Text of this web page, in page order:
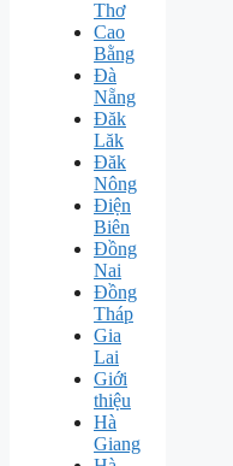
Thơ
Cao
Bằng
Đà
Nẵng
Đăk
Lăk
Đăk
Nông
Điện
Biên
Đồng
Nai
Đồng
Tháp
Gia
Lai
Giới
thiệu
Hà
Giang